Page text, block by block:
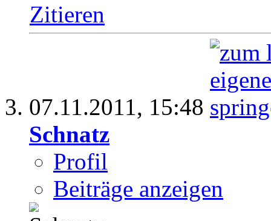
Zitieren
07.11.2011, 15:48
Schnatz
Profil
Beiträge anzeigen